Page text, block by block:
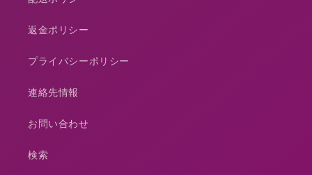
返金ポリシー
プライバシーポリシー
連絡先情報
お問い合わせ
検索